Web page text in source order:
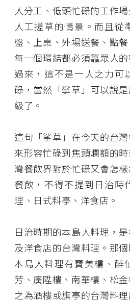
人分工、低頭忙碌的工作
人工搓草的情景。而且從
盤、上桌、外場送餐、點
每一個環結都必須靠眾人
過來，這不是一人之力可
碌，當然「挲草」可以說
級了。
這句「挲草」在今天的台
來形容忙碌到焦頭爛額的
灣餐飲界對於忙碌又會怎
餐飲，不得不提到日治時
理、日式料亭、洋食店。
日治時期的本島人料理，
及洋食店的台灣料理。那
本島人料理有寶美樓、醉
芳、廣陞樓、南華樓、松
之為酒樓或旗亭的台灣料理